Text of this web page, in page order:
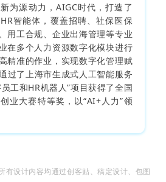
为源动力，AIGC时代，打造了
智能体，覆盖招聘、社保医保
用工合规、企业出海管理等专业
在多个人力资源数字化模块进行
精准的作业，实现数字化管理赋
过了上海市生成式人工智能服务
工和HR机器人”项目获得了全国
业大赛特等奖，以“AI+人力”领
设计内容均通过创客贴、稿定设计、包图